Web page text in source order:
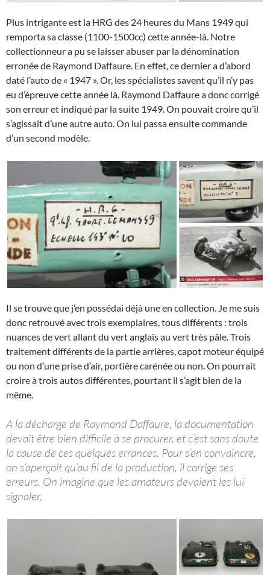
Plus intrigante est la HRG des 24 heures du Mans 1949 qui
remporta sa classe (1100-1500cc) cette année-là. Notre
collectionneur a pu se laisser abuser par la dénomination
erronée de Raymond Daffaure. En effet, ce dernier a d’abord
daté l’auto de « 1947 ». Or, les spécialistes savent qu’il n’y pas
eu d’épreuve cette année là. Raymond Daffaure a donc corrigé
son erreur et indiqué par la suite 1949. On pouvait croire qu’il
s’agissait d’une autre auto. On lui passa ensuite commande
d’un second modèle.
Il se trouve que j’en possédai déjà une en collection. Je me suis
donc retrouvé avec trois exemplaires, tous différents : trois
nuances de vert allant du vert anglais au vert très pâle. Trois
traitement différents de la partie arrières, capot moteur équipé
ou non d’une prise d’air, portière carénée ou non. On pourrait
croire à trois autos différentes, pourtant il s’agit bien de la
même.
A la décharge de Raymond Daffaure, la documentation
devait être bien difficile à se procurer, et c’est sans doute
la cause de ces quelques errances. Pour s’en convaincre,
on s’aperçoit qu’au fil de la production, il corrige ses
erreurs. On imagine que les amateurs devaient les lui
signaler.